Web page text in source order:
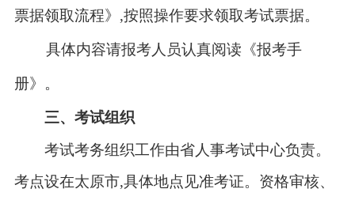
票据领取流程》,按照操作要求领取考试票据。
具体内容请报考人员认真阅读《报考手
册》 。
三、考试组织
考试考务组织工作由省人事考试中心负责。
考点设在太原市,具体地点见准考证。资格审核、